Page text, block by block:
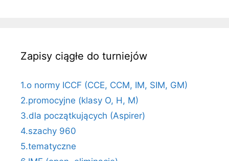
Zapisy ciągłe do turniejów
1.o normy ICCF (CCE, CCM, IM, SIM, GM)
2.promocyjne (klasy O, H, M)
3.dla początkujących (Aspirer)
4.szachy 960
5.tematyczne